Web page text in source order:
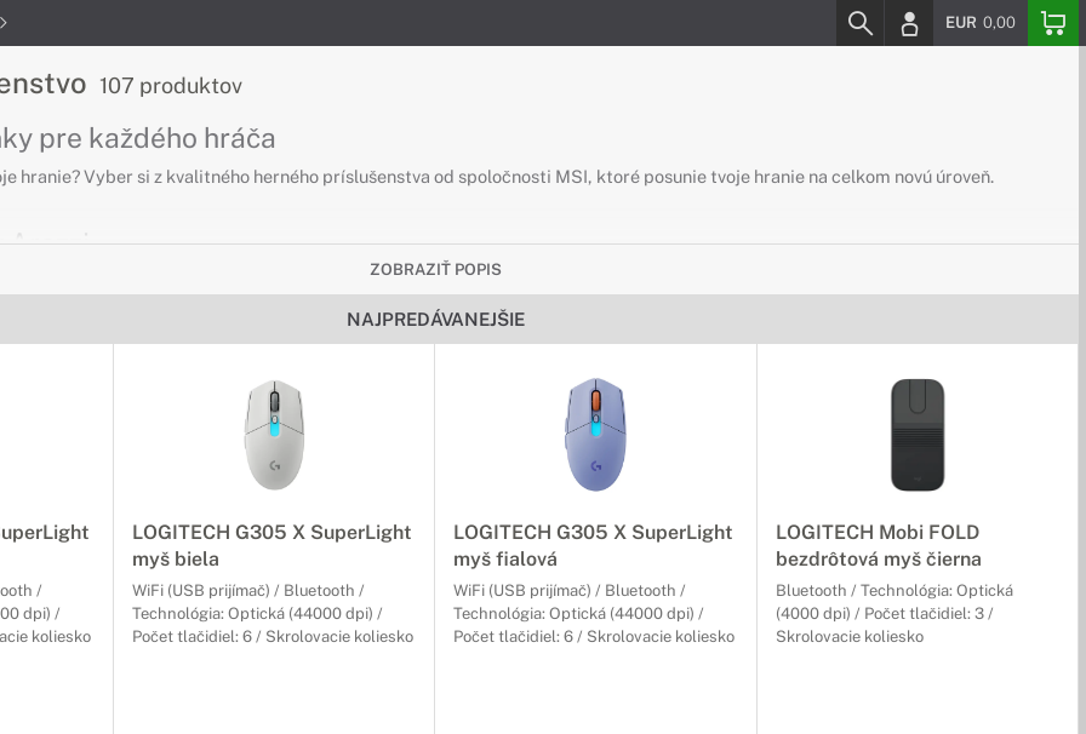
EUR 0,00
107 produktov
pre každého hráča
hranie? Vyber si z kvalitného herného príslušenstva od spoločnosti MSI, ktoré posunie tvoje hranie na celkom novú úroveň.
Arozzi
pracovať, herné kreslo Arozzi Monza Vám poskytne podporu a pohodlie, ktoré potrebujete počas dlhých hodín pri vysoko
kreslo Arozzi Monza má navyše elegantný vzhľad, ktorým sa líši od bežných pracovných stoličiek.
pri hraní
s novým dizajnom maximalizuje komfort pri hraní. Vďaka dĺžke 160 cm na stôl bez problémov umiestnite až tri veľké monitory a
priestoru pre vašu myš, klávesnicu a ďalšie príslušenstvo.
zlepši kvalitu obrazu
ZOBRAZIŤ POPIS
NAJPREDÁVANEJŠIE
/
dpi) /
koliesko
LOGITECH G305 X SuperLight
myš biela
WiFi (USB prijímač) / Bluetooth /
Technológia: Optická (44000 dpi) /
Počet tlačidiel: 6 / Skrolovacie koliesko
LOGITECH G305 X SuperLight
myš fialová
WiFi (USB prijímač) / Bluetooth /
Technológia: Optická (44000 dpi) /
Počet tlačidiel: 6 / Skrolovacie koliesko
LOGITECH Mobi FOLD
bezdrôtová myš čierna
Bluetooth / Technológia: Optická
(4000 dpi) / Počet tlačidiel: 3 /
Skrolovacie koliesko